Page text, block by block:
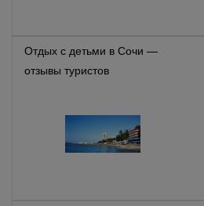
Отдых с детьми в Сочи —
отзывы туристов